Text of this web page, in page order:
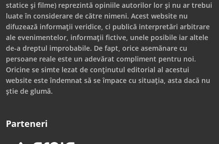
statice și filme) reprezintă opiniile autorilor lor și nu ar trebui
luate în considerare de către nimeni. Acest website nu
difuzează informații veridice, ci publică interpretări arbitrare
ale evenimentelor, informații fictive, unele posibile iar altele
de-a dreptul improbabile. De fapt, orice asemănare cu
persoane reale este un adevărat compliment pentru noi.
Oricine se simte lezat de conținutul editorial al acestui
website este îndemnat să se împace cu situația, asta dacă nu
știe de glumă.
Parteneri